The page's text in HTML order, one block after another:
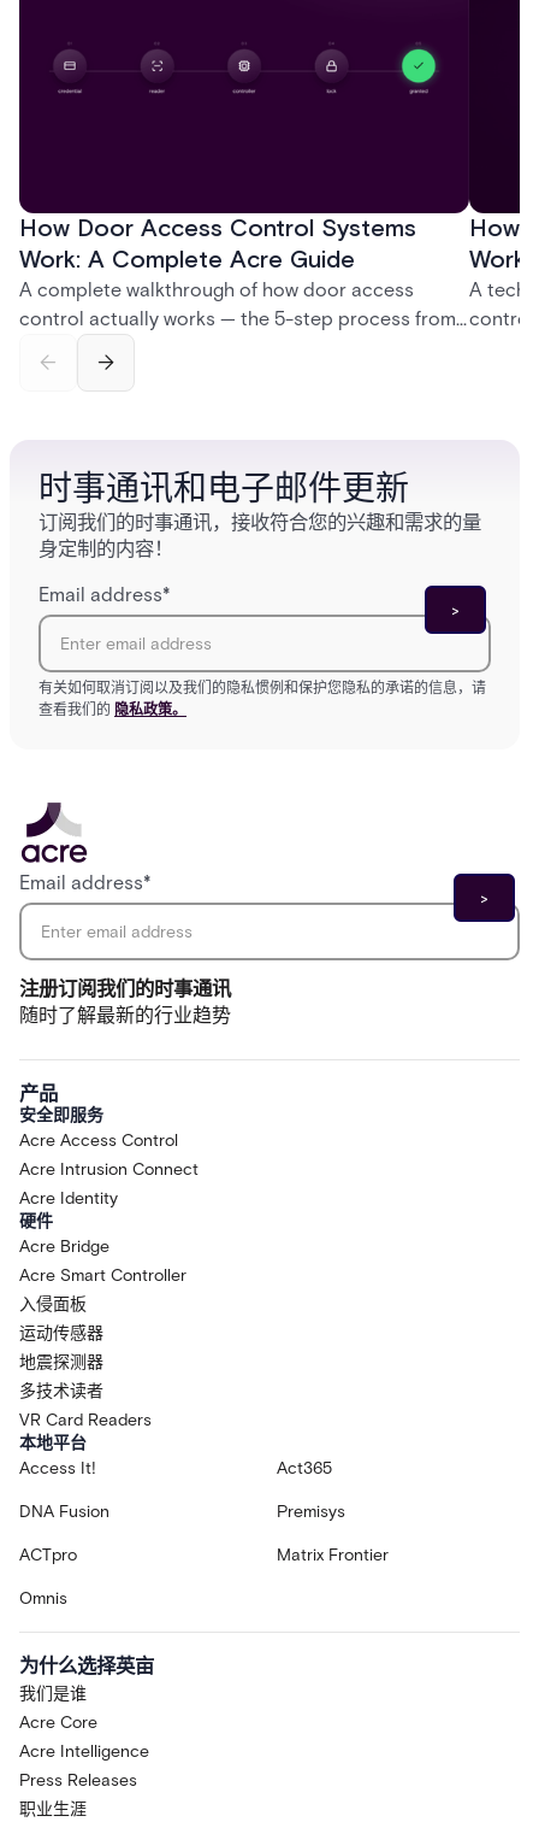
How Door Access Control Systems
Work: A Complete Acre Guide
A complete walkthrough of how door access
control actually works — the 5-step process from
and software components, and the access control
How
A
control
时事通讯和电子邮件更新
订阅我们的时事通讯，接收符合您的兴趣和需求的量
身定制的内容！
Email address*
有关如何取消订阅以及我们的隐私惯例和保护您隐私的承诺的信息，请
查看我们的 隐私政策。
注册订阅我们的时事通讯
随时了解最新的行业趋势
Email address*
产品
安全即服务
Acre Access Control
Acre Intrusion Connect
Acre Identity
硬件
Acre Bridge
Acre Smart Controller
入侵面板
运动传感器
地震探测器
多技术读者
VR Card Readers
本地平台
Access It!
Act365
DNA Fusion Premisys
ACTpro Matrix Frontier
Omnis
为什么选择英亩
我们是谁
Acre Core
Acre Intelligence
Press Releases
职业生涯